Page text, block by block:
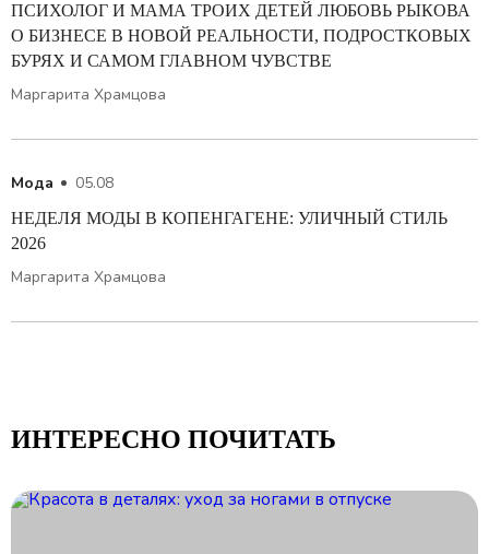
ПСИХОЛОГ И МАМА ТРОИХ ДЕТЕЙ ЛЮБОВЬ РЫКОВА
О БИЗНЕСЕ В НОВОЙ РЕАЛЬНОСТИ, ПОДРОСТКОВЫХ
БУРЯХ И САМОМ ГЛАВНОМ ЧУВСТВЕ
Маргарита Храмцова
Мода 05.08
НЕДЕЛЯ МОДЫ В КОПЕНГАГЕНЕ: УЛИЧНЫЙ СТИЛЬ
2026
Маргарита Храмцова
ИНТЕРЕСНО ПОЧИТАТЬ